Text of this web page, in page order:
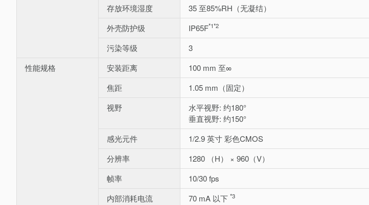
存放环境湿度
35 至85%RH（无凝结）
外壳防护级
IP65F*1*2
污染等级
3
性能规格
安装距离
100 mm 至∞
焦距
1.05 mm（固定）
视野
水平视野: 约180°
垂直视野: 约150°
感光元件
1/2.9 英寸 彩色CMOS
分辨率
1280 （H） × 960（V）
帧率
10/30 fps
内部消耗电流
70 mA 以下 *3